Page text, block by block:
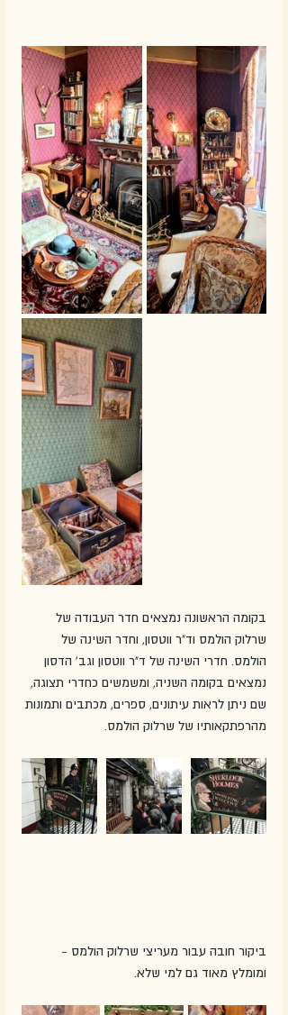
בקומה הראשונה נמצאים חדר העבודה של
שרלוק הולמס וד"ר ווטסון, וחדר השינה של
הולמס. חדרי השינה של ד"ר ווטסון וגב' הדסון
נמצאים בקומה השניה, ומשמשים כחדרי תצוגה,
שם ניתן לראות עיתונים, ספרים, מכתבים ותמונות
מהרפתקאותיו של שרלוק הולמס.
ביקור חובה עבור מעריצי שרלוק הולמס -
ומומלץ מאוד גם למי שלא.